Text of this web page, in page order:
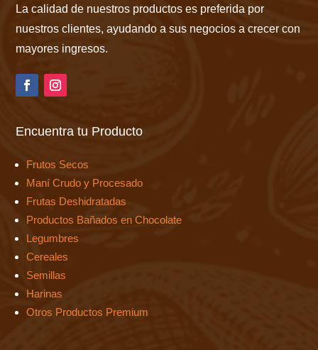
La calidad de nuestros productos es preferida por
nuestros clientes, ayudando a sus negocios a crecer con
mayores ingresos.
Encuentra tu Producto
Frutos Secos
Maní Crudo y Procesado
Frutas Deshidratadas
Productos Bañados en Chocolate
Legumbres
Cereales
Semillas
Harinas
Otros Productos Premium